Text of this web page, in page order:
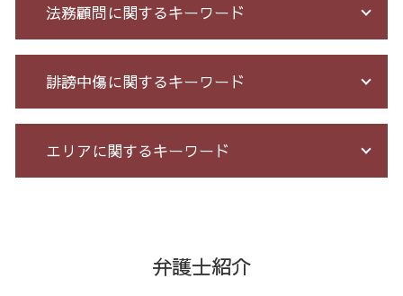
ネット 詐欺 被害 届
銀行 振込 詐欺
詐欺 被害 お金 戻っ て くる
競馬 予想 詐欺
詐欺 サクラ
先物 取引 詐欺
高齢者 詐欺 被害
サクラ サイト 詐欺
詐欺 泣き寝入り
借金 個人再生 条件
借金 督促状
債務整理 任意整理 期間
過払い金 遅延損害金
破産 免責
自己破産 期間 免責
自己破産 個人再生 デメリット
債務整理 借金 金額
法務顧問に関するキーワード
セクハラ パワハラ
長 時間 労働 問題
予防法務 とは
パワハラ 相談 解決
労務 トラブル
誹謗中傷に関するキーワード
誹謗中傷 被害
ネット 誹謗中傷
誹謗中傷 SNS
エリアに関するキーワード
破産 問題 23区 相談
弁護士紹介